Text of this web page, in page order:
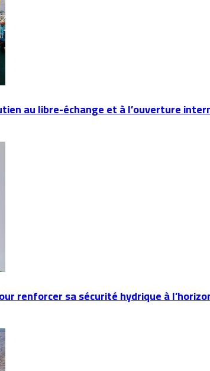
au libre-échange et à l’ouverture
renforcer sa sécurité hydrique à